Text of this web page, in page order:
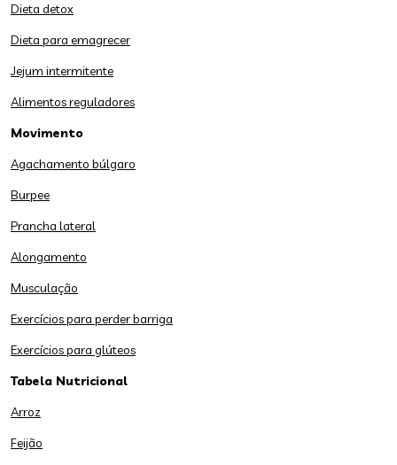
Dieta detox
Dieta para emagrecer
Jejum intermitente
Alimentos reguladores
Movimento
Agachamento búlgaro
Burpee
Prancha lateral
Alongamento
Musculação
Exercícios para perder barriga
Exercícios para glúteos
Tabela Nutricional
Arroz
Feijão